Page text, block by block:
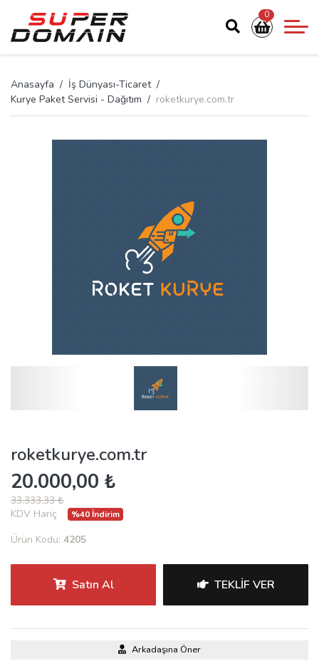
0
Anasayfa
İş Dünyası-Ticaret
Kurye Paket Servisi - Dağıtım
roketkurye.com.tr
roketkurye.com.tr
20.000,00 ₺
33.333,33 ₺
KDV Hariç
%40 İndirim
Ürün Kodu: 4205
Satın Al TEKLIF VER
Arkadaşına Öner